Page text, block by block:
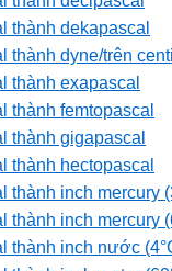
thành dekapascal
thành dyne/trên
thành exapascal
thành femtopascal
thành gigapascal
thành hectopascal
thành inch mercury
thành inch mercury
thành inch nước